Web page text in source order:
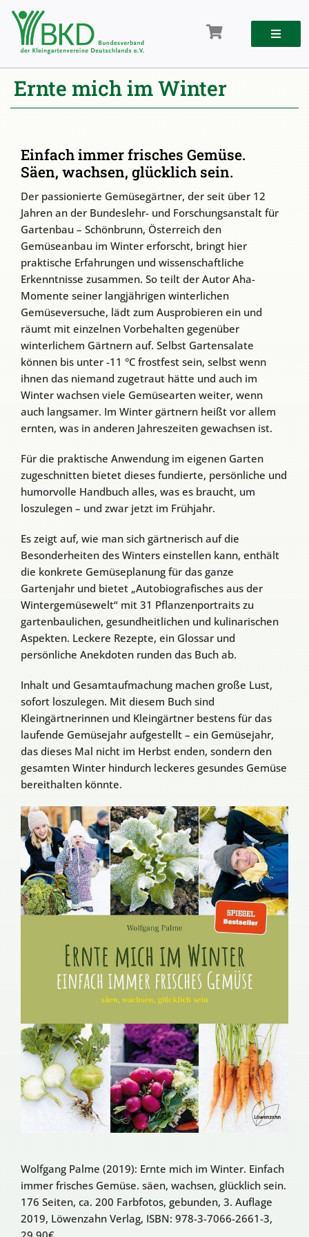
Zum
Inhalt
springen
Ernte mich im Winter
Einfach immer frisches Gemüse.
Säen, wachsen, glücklich sein.
Der passionierte Gemüsegärtner, der seit über 12
Jahren an der Bundeslehr- und Forschungsanstalt für
Gartenbau – Schönbrunn, Österreich den
Gemüseanbau im Winter erforscht, bringt hier
praktische Erfahrungen und wissenschaftliche
Erkenntnisse zusammen. So teilt der Autor Aha-
Momente seiner langjährigen winterlichen
Gemüseversuche, lädt zum Ausprobieren ein und
räumt mit einzelnen Vorbehalten gegenüber
winterlichem Gärtnern auf. Selbst Gartensalate
können bis unter -11 °C frostfest sein, selbst wenn
ihnen das niemand zugetraut hätte und auch im
Winter wachsen viele Gemüsearten weiter, wenn
auch langsamer. Im Winter gärtnern heißt vor allem
ernten, was in anderen Jahreszeiten gewachsen ist.
Für die praktische Anwendung im eigenen Garten
zugeschnitten bietet dieses fundierte, persönliche und
humorvolle Handbuch alles, was es braucht, um
loszulegen – und zwar jetzt im Frühjahr.
Es zeigt auf, wie man sich gärtnerisch auf die
Besonderheiten des Winters einstellen kann, enthält
die konkrete Gemüseplanung für das ganze
Gartenjahr und bietet „Autobiografisches aus der
Wintergemüsewelt“ mit 31 Pflanzenportraits zu
gartenbaulichen, gesundheitlichen und kulinarischen
Aspekten. Leckere Rezepte, ein Glossar und
persönliche Anekdoten runden das Buch ab.
Inhalt und Gesamtaufmachung machen große Lust,
sofort loszulegen. Mit diesem Buch sind
Kleingärtnerinnen und Kleingärtner bestens für das
laufende Gemüsejahr aufgestellt – ein Gemüsejahr,
das dieses Mal nicht im Herbst enden, sondern den
gesamten Winter hindurch leckeres gesundes Gemüse
bereithalten könnte.
Wolfgang Palme (2019): Ernte mich im Winter. Einfach
immer frisches Gemüse. säen, wachsen, glücklich sein.
176 Seiten, ca. 200 Farbfotos, gebunden, 3. Auflage
2019, Löwenzahn Verlag, ISBN: 978-3-7066-2661-3,